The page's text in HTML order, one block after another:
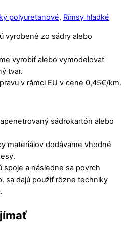
polyuretanové, Rímsy hladké
vyrobené zo sádry alebo
vyrobiť alebo vymodelovať
tvar.
v rámci EU v cene 0,45€/km.
sádrokartón alebo
materiálov dodávame vhodné
spoje a následne sa povrch
sa dajú použiť rôzne techniky